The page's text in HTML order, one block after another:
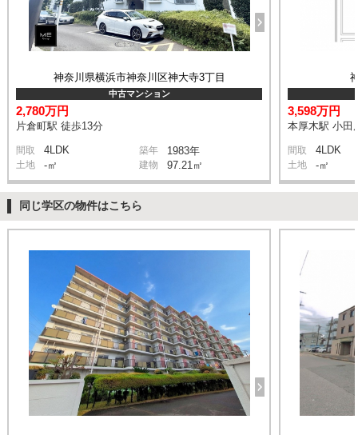
神奈川県横浜市神奈川区神大寺3丁目
中古マンション
2,780万円
片倉町駅 徒歩13分
間取 4LDK 築年 1983年
土地 -㎡ 建物 97.21㎡
3,598万円
本厚木駅 小田
間取 4LDK
土地 -㎡
同じ学区の物件はこちら